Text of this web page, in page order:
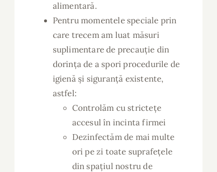
alimentară.
Pentru momentele speciale prin
care trecem am luat măsuri
suplimentare de precauție din
dorința de a spori procedurile de
igienă și siguranță existente,
astfel:
Controlăm cu strictețe
accesul în incinta firmei
Dezinfectăm de mai multe
ori pe zi toate suprafețele
din spațiul nostru de